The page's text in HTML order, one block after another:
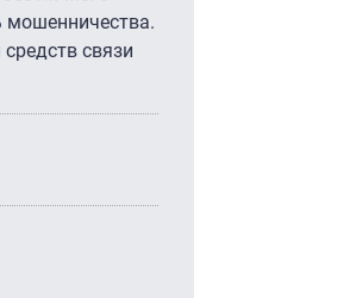
мошенничества.
связи